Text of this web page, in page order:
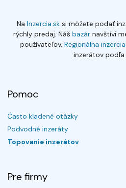
Na Inzercia.sksi môžete podať
rýchly predaj. Náš bazárnavštívi
používateľov. Regionálna inzercia
inzerátov podľa
Pomoc
Často kladené otázky
Podvodné inzeráty
Topovanie inzerátov
Pre firmy